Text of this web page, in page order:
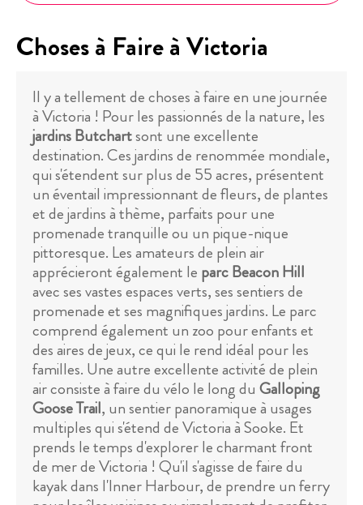
Choses à Faire à Victoria
Il y a tellement de choses à faire en une journée
à Victoria ! Pour les passionnés de la nature, les
jardins Butchartsont une excellente
destination. Ces jardins de renommée mondiale,
qui s'étendent sur plus de 55 acres, présentent
un éventail impressionnant de fleurs, de plantes
et de jardins à thème, parfaits pour une
promenade tranquille ou un pique-nique
pittoresque. Les amateurs de plein air
apprécieront également le parc Beacon Hill
avec ses vastes espaces verts, ses sentiers de
promenade et ses magnifiques jardins. Le parc
comprend également un zoo pour enfants et
des aires de jeux, ce qui le rend idéal pour les
familles. Une autre excellente activité de plein
air consiste à faire du vélo le long du Galloping
Goose Trail, un sentier panoramique à usages
multiples qui s'étend de Victoria à Sooke. Et
prends le temps d'explorer le charmant front
de mer de Victoria ! Qu'il s'agisse de faire du
kayak dans l'Inner Harbour, de prendre un ferry